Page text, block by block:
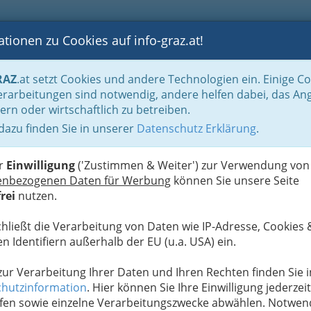
BLOGS FOTOS GASTRONOMIE BRANCHEN
zu Cookies auf info-graz.at!
.at setzt Cookies und andere Technologien ein. Einige
sind notwendig, andere helfen dabei, das
oder wirtschaftlich zu betreiben.
finden Sie in unserer Datenschutz Erklärung.
Einwilligung('Zustimmen & Weiter') zur Verwendung von
Daten für Werbung können Sie unsere Seite
nutzen.
die Verarbeitung von Daten wie IP-Adresse, Cookies
Identifiern außerhalb der EU (u.a. USA) ein.
Verarbeitung Ihrer Daten und Ihren Rechten finden Sie
. Hier können Sie Ihre Einwilligung jederzeit
sowie einzelne Verarbeitungszwecke abwählen.
gruppiert Dezember 2014
Besinnlichkeit
Next